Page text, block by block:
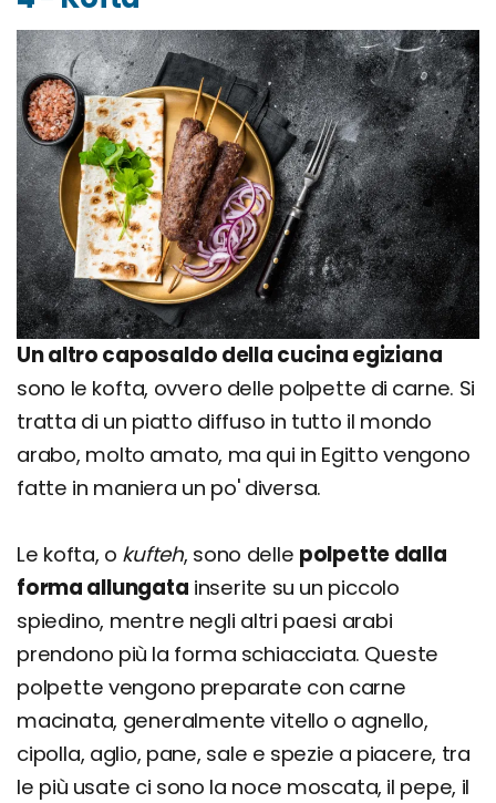
Un altro caposaldo della cucina egiziana
sono le kofta, ovvero delle polpette di carne. Si
tratta di un piatto diffuso in tutto il mondo
arabo, molto amato, ma qui in Egitto vengono
fatte in maniera un po' diversa.
Le kofta, o kufteh, sono delle polpette dalla
forma allungata inserite su un piccolo
spiedino, mentre negli altri paesi arabi
prendono più la forma schiacciata. Queste
polpette vengono preparate con carne
macinata, generalmente vitello o agnello,
cipolla, aglio, pane, sale e spezie a piacere, tra
le più usate ci sono la noce moscata, il pepe, il